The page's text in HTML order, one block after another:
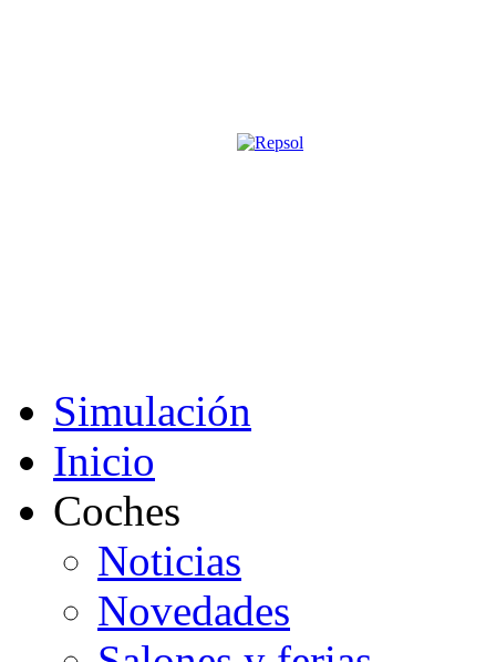
Simulación
Inicio
Coches
Noticias
Novedades